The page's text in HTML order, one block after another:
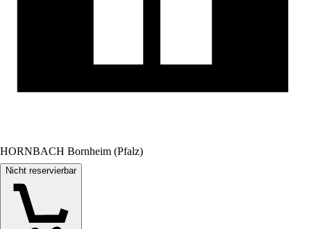
HORNBACH Bornheim (Pfalz)
Nicht reservierbar